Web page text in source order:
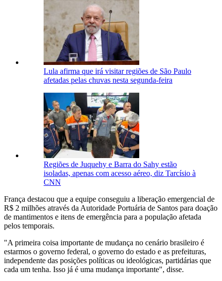
Lula afirma que irá visitar regiões de São Paulo
afetadas pelas chuvas nesta segunda-feira
Regiões de Juquehy e Barra do Sahy estão
isoladas, apenas com acesso aéreo, diz Tarcísio à
CNN
França destacou que a equipe conseguiu a liberação emergencial de
R$ 2 milhões através da Autoridade Portuária de Santos para doação
de mantimentos e itens de emergência para a população afetada
pelos temporais.
"A primeira coisa importante de mudança no cenário brasileiro é
estarmos o governo federal, o governo do estado e as prefeituras,
independente das posições políticas ou ideológicas, partidárias que
cada um tenha. Isso já é uma mudança importante", disse.